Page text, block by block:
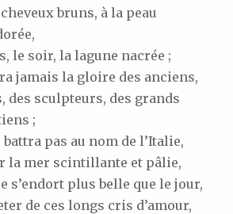
bruns, à la peau
le soir, la lagune nacrée ;
jamais la gloire des anciens,
des sculpteurs, des grands
;
pas au nom de l’Italie,
la mer scintillante et pâlie,
s’endort plus belle que le jour,
de ces longs cris d’amour,